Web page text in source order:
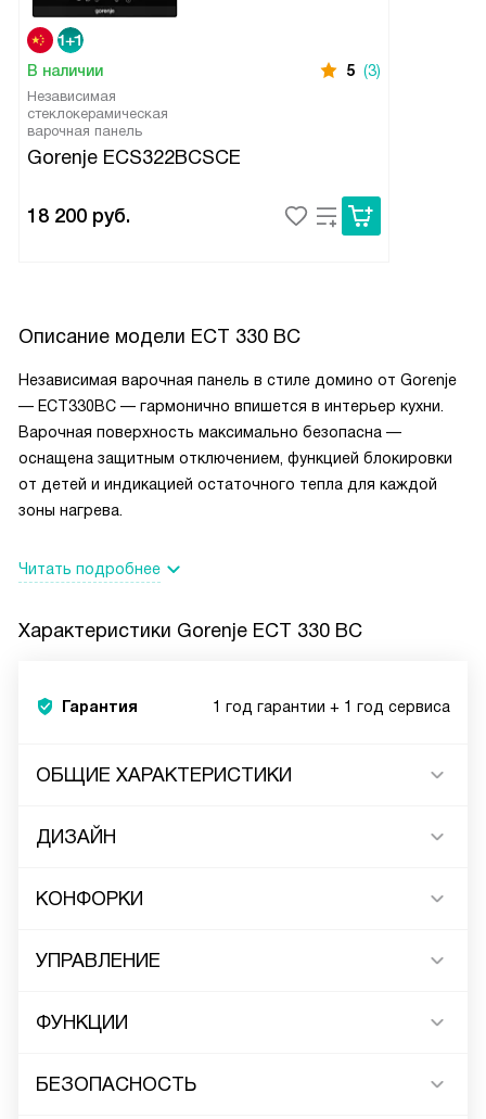
В наличии 5 (3)
Независимая
стеклокерамическая
варочная панель
Gorenje ECS322BCSCE
18 200 руб.
Описание модели ECT 330 BC
Независимая варочная панель в стиле домино от Gorenje
— ECT330BC — гармонично впишется в интерьер кухни.
Варочная поверхность максимально безопасна —
оснащена защитным отключением, функцией блокировки
от детей и индикацией остаточного тепла для каждой
зоны нагрева.
Читать подробнее
Характеристики Gorenje ECT 330 BC
Гарантия 1 год гарантии + 1 год сервиса
ОБЩИЕ ХАРАКТЕРИСТИКИ
ДИЗАЙН
КОНФОРКИ
УПРАВЛЕНИЕ
ФУНКЦИИ
БЕЗОПАСНОСТЬ